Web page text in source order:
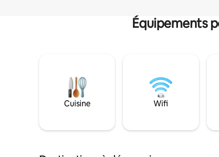
Équipements
Cuisine Wifi